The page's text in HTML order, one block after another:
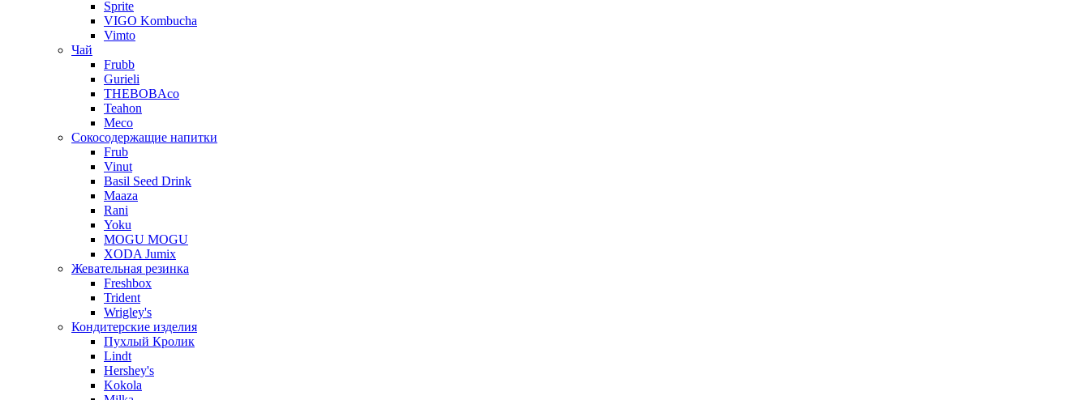
Sprite
VIGO Kombucha
Vimto
Чай
Frubb
Gurieli
THEBOBAco
Teahon
Meco
Сокосодержащие напитки
Frub
Vinut
Basil Seed Drink
Maaza
Rani
Yoku
MOGU MOGU
XODA Jumix
Жевательная резинка
Freshbox
Trident
Wrigley's
Кондитерские изделия
Пухлый Кролик
Lindt
Hershey's
Kokola